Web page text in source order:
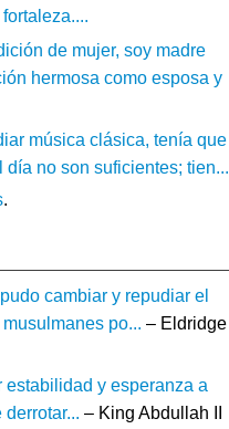
de mujer, soy madre
hermosa como esposa y
música clásica, tenía que
día no son suficientes; tien...
.
cambiar y repudiar el
po... – Eldridge
y esperanza a
derrotar... – King Abdullah II